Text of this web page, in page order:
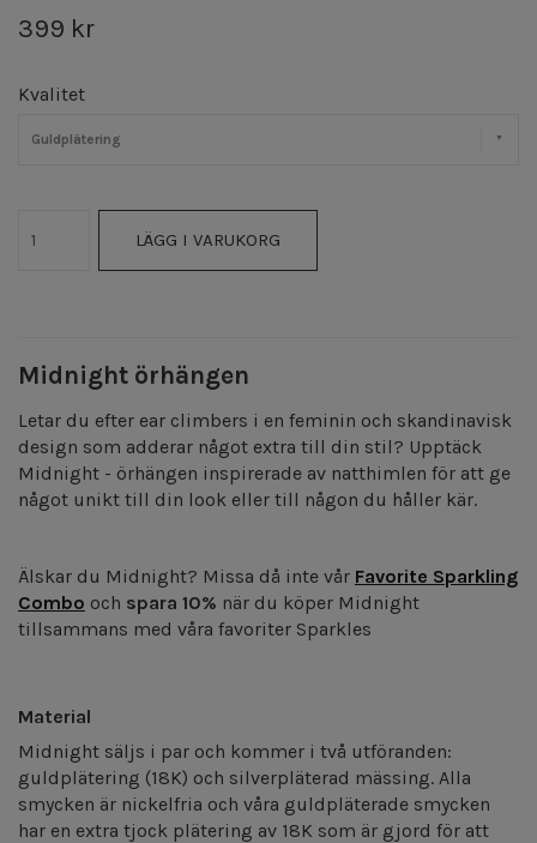
399 kr
Kvalitet
Guldplätering
LÄGG I VARUKORG
Midnight örhängen
Letar du efter ear climbers i en feminin och skandinavisk
design som adderar något extra till din stil? Upptäck
Midnight - örhängen inspirerade av natthimlen för att ge
något unikt till din look eller till någon du håller kär.
Älskar du Midnight? Missa då inte vår Favorite Sparkling
Combo och spara 10% när du köper Midnight
tillsammans med våra favoriter Sparkles
Material
Midnight säljs i par och kommer i två utföranden:
guldplätering (18K) och silverpläterad mässing. Alla
smycken är nickelfria och våra guldpläterade smycken
har en extra tjock plätering av 18K som är gjord för att